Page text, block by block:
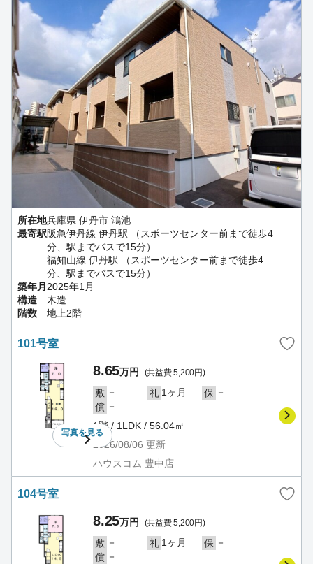
所在地兵庫県 伊丹市 鴻池
最寄駅阪急伊丹線 伊丹駅 （スポーツセンター前まで徒歩4
分、駅までバスで15分）
福知山線 伊丹駅 （スポーツセンター前まで徒歩4
分、駅までバスで15分）
築年月 2025年1月
構造
木造
階数
地上2階
101号室
写真を見る
8.65万円 (共益費 5,200円)
敷 － 礼 1ヶ月 保 －
償 －
1階 / 1LDK / 56.04㎡
2026/08/06 更新
ハウスコム 豊中店
104号室
8.25万円 (共益費 5,200円)
敷 － 礼 1ヶ月 保 －
償 －